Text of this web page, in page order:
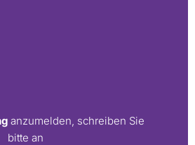
anzumelden, schreiben Sie
bitte an